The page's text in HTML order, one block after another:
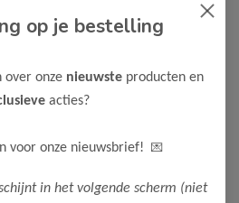
Jongens
op je bestelling
over onze nieuwste producten en
acties?
voor onze nieuwsbrief! 💌
in het volgende scherm (niet